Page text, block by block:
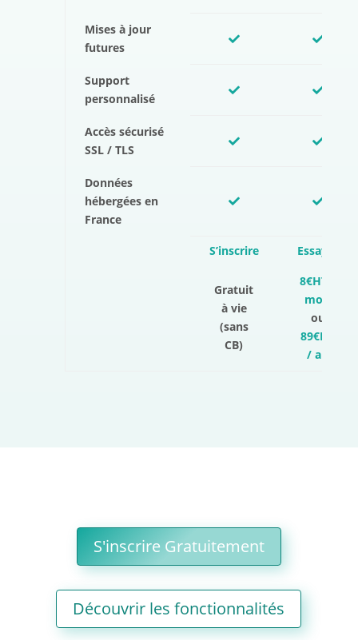
Mises à jour
futures
Support
personnalisé
Accès sécurisé
SSL / TLS
Données
hébergées en
France
S’inscrire Essayer
Gratuit
à vie
(sans
CB)
8€HT /
mois
ou
89€HT
/ an
S'inscrire Gratuitement
Découvrir les fonctionnalités